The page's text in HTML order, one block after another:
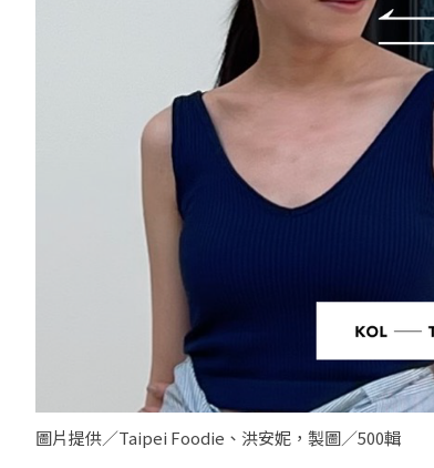
圖片提供／Taipei Foodie、洪安妮，製圖／500輯